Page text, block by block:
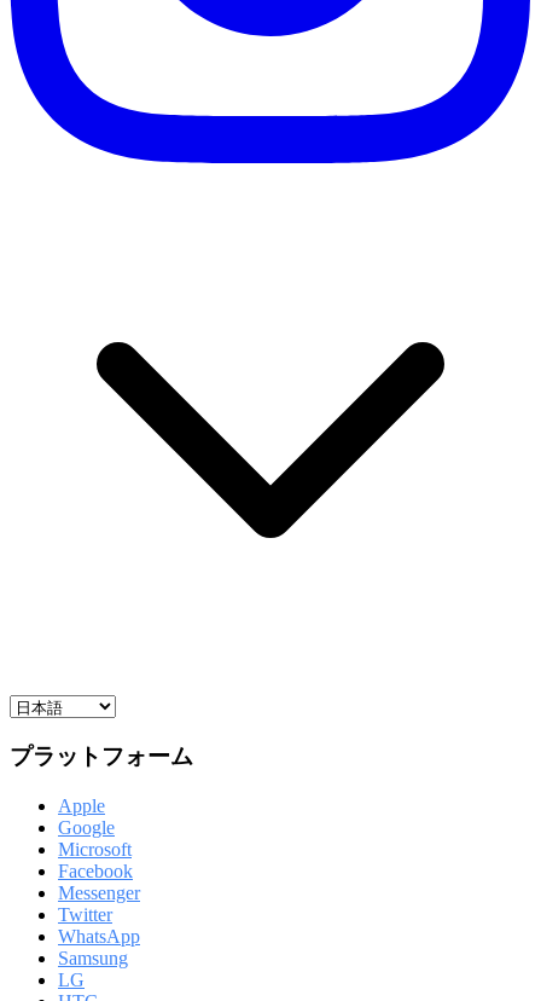
プラットフォーム
Apple
Google
Microsoft
Facebook
Messenger
Twitter
WhatsApp
Samsung
LG